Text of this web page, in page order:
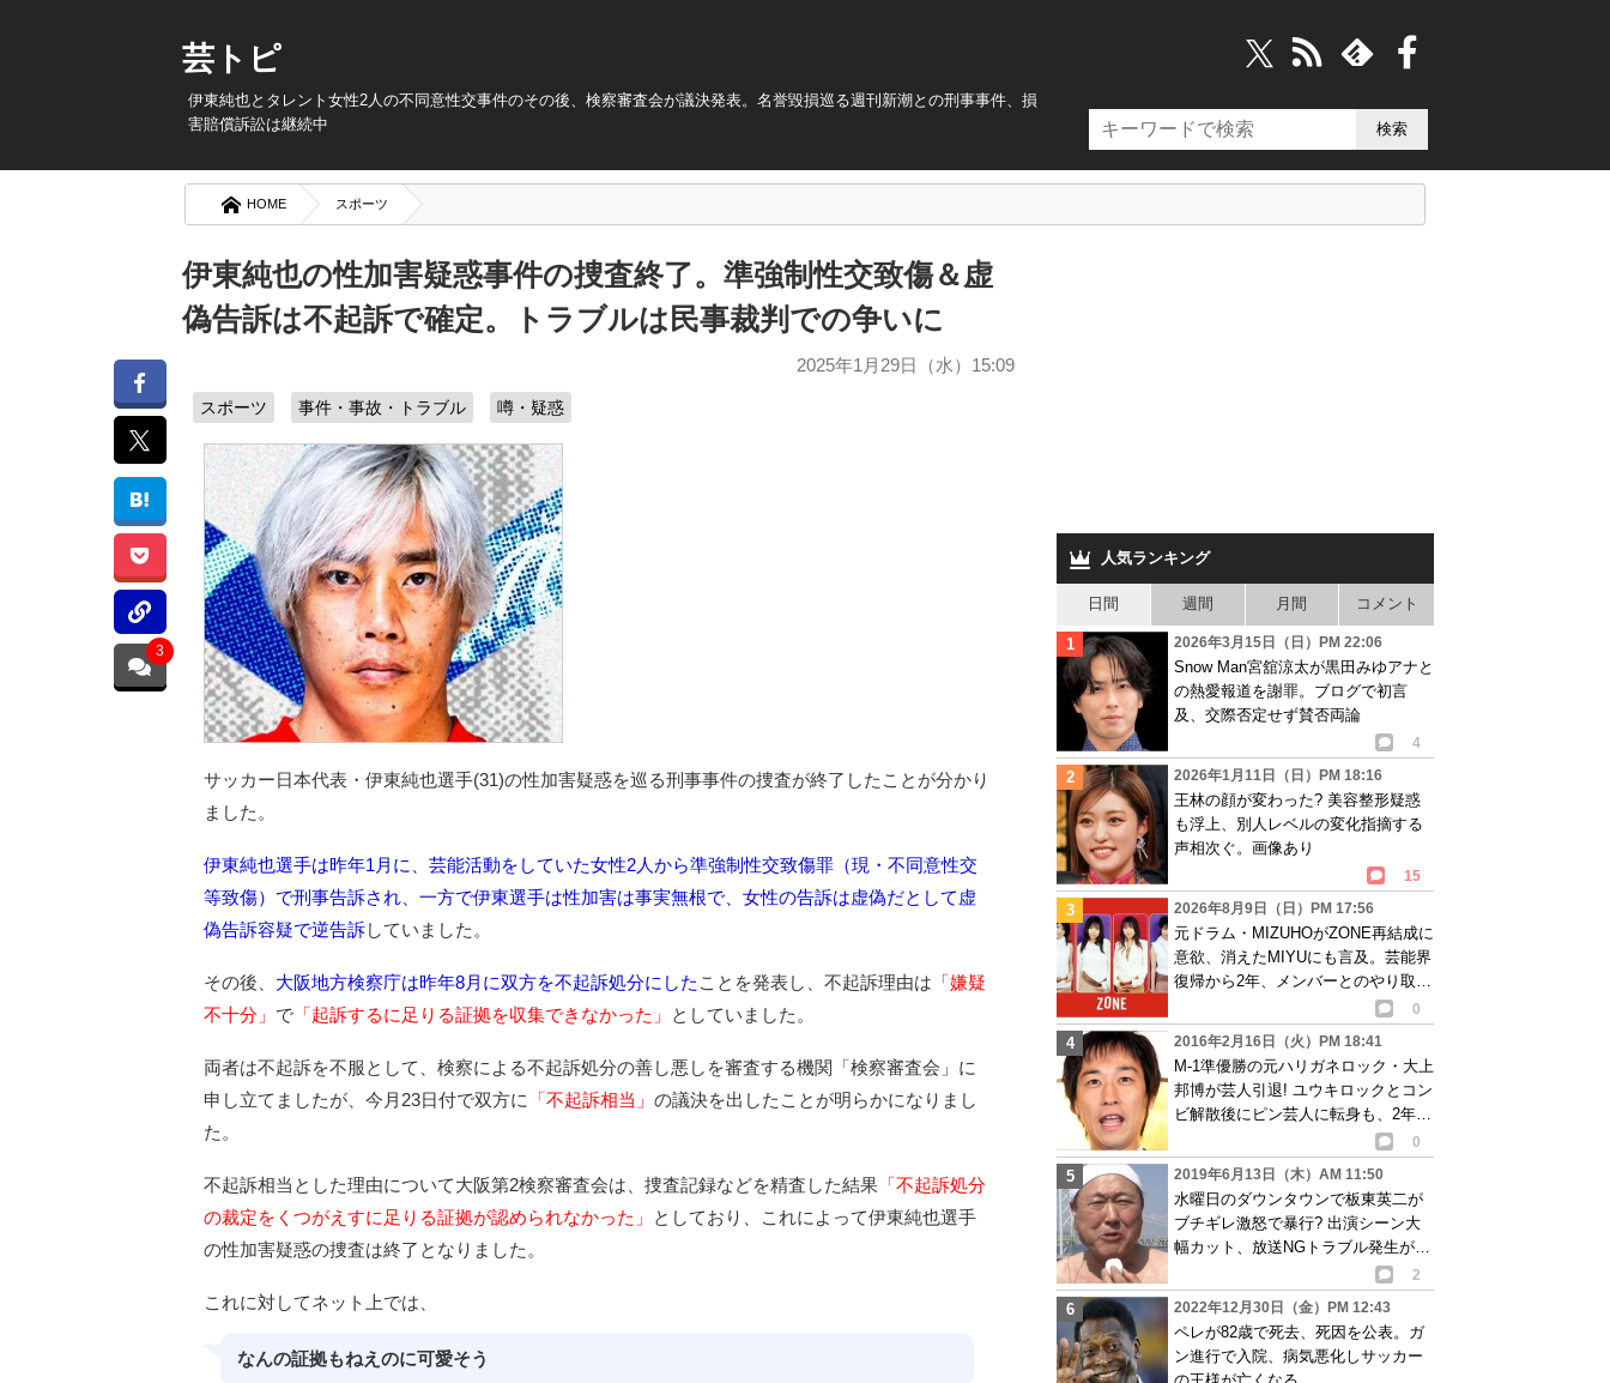
芸トピ
伊東純也とタレント女性2人の不同意性交事件のその後、検察審査会が議決発表。名誉毀損巡る週刊新潮との刑事事件、損
害賠償訴訟は継続中
HOME スポーツ
伊東純也の性加害疑惑事件の捜査終了。準強制性交致傷＆虚
偽告訴は不起訴で確定。トラブルは民事裁判での争いに
2025年1月29日（水）15:09
スポーツ 事件・事故・トラブル 噂・疑惑
3
サッカー日本代表・伊東純也選手(31)の性加害疑惑を巡る刑事事件の捜査が終了したことが分かり
ました。
伊東純也選手は昨年1月に、芸能活動をしていた女性2人から準強制性交致傷罪（現・不同意性交
等致傷）で刑事告訴され、一方で伊東選手は性加害は事実無根で、女性の告訴は虚偽だとして虚
偽告訴容疑で逆告訴していました。
その後、 大阪地方検察庁は昨年8月に双方を不起訴処分にした ことを発表し、不起訴理由は 「嫌疑
不十分」 で 「起訴するに足りる証拠を収集できなかった」 としていました。
両者は不起訴を不服として、検察による不起訴処分の善し悪しを審査する機関「検察審査会」に
申し立てましたが、今月23日付で双方に
「不起訴相当」 の議決を出したことが明らかになりまし
た。
不起訴相当とした理由について大阪第2検察審査会は、捜査記録などを精査した結果 「不起訴処分
の裁定をくつがえすに足りる証拠が認められなかった」
としており、これによって伊東純也選手
の性加害疑惑の捜査は終了となりました。
これに対してネット上では、
なんの証拠もねえのに可愛そう
人気ランキング
日間 週間 月間 コメント
2026年3月15日（日）PM 22:06
Snow Man宮舘涼太が黒田みゆアナと
の熱愛報道を謝罪。ブログで初言
及、交際否定せず賛否両論
4
2026年1月11日（日）PM 18:16
王林の顔が変わった? 美容整形疑惑
も浮上、別人レベルの変化指摘する
声相次ぐ。画像あり
15
2026年8月9日（日）PM 17:56
元ドラム・MIZUHOがZONE再結成に
意欲、消えたMIYUにも言及。芸能界
復帰から2年、メンバーとのやり取り
0
2016年2月16日（火）PM 18:41
M-1準優勝の元ハリガネロック・大上
邦博が芸人引退! ユウキロックとコン
ビ解散後にピン芸人に転身も、2年で
0
2019年6月13日（木）AM 11:50
水曜日のダウンタウンで板東英二が
ブチギレ激怒で暴行? 出演シーン大
幅カット、放送NGトラブル発生が話
2
2022年12月30日（金）PM 12:43
ペレが82歳で死去、死因を公表。ガ
ン進行で入院、病気悪化しサッカー